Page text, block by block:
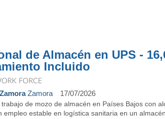
de Almacén en UPS -
Incluido
FORCE
Zamora 17/07/2026
de mozo de almacén en Países Bajos con
empleo estable en logística sanitaria en un